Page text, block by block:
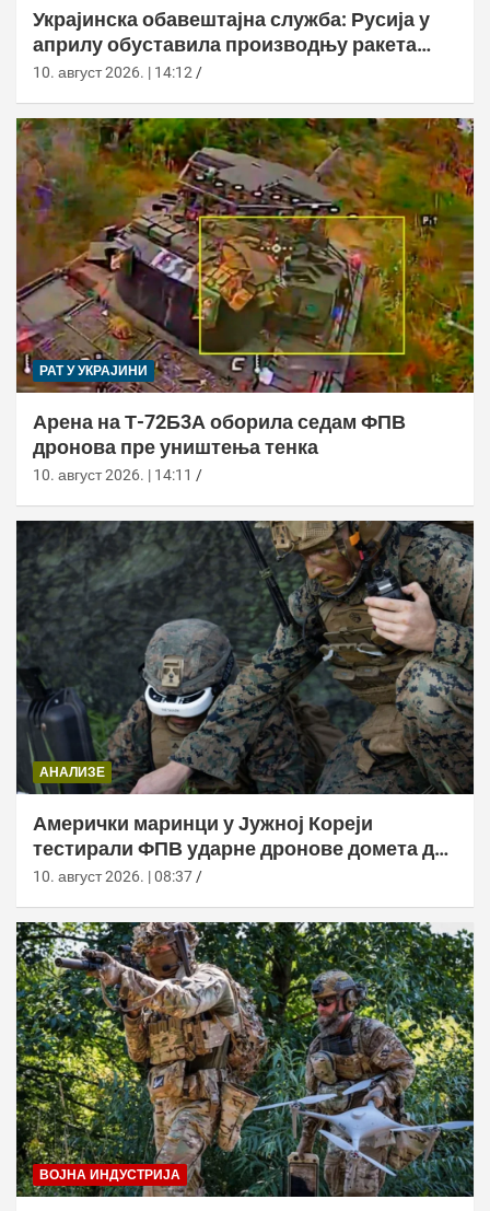
Украјинска обавештајна служба: Русија у
априлу обуставила производњу ракета
Кинзхал
10. август 2026. | 14:12
РАТ У УКРАЈИНИ
Арена на Т-72Б3А оборила седам ФПВ
дронова пре уништења тенка
10. август 2026. | 14:11
АНАЛИЗЕ
Амерички маринци у Јужној Кореји
тестирали ФПВ ударне дронове домета до
20 километара
10. август 2026. | 08:37
ВОЈНА ИНДУСТРИЈА